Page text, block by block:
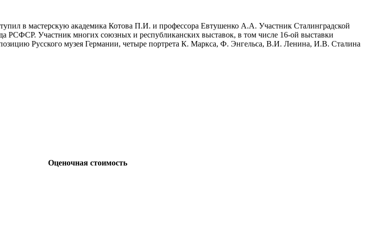
в мастерскую академика Котова П.И. и профессора Евтушенко А.А. Участник Сталинградской
РСФСР. Участник многих союзных и республиканских выставок, в том числе 16-ой выставки
Русского музея Германии, четыре портрета К. Маркса, Ф. Энгельса, В.И. Ленина, И.В. Сталина
Оценочная стоимость